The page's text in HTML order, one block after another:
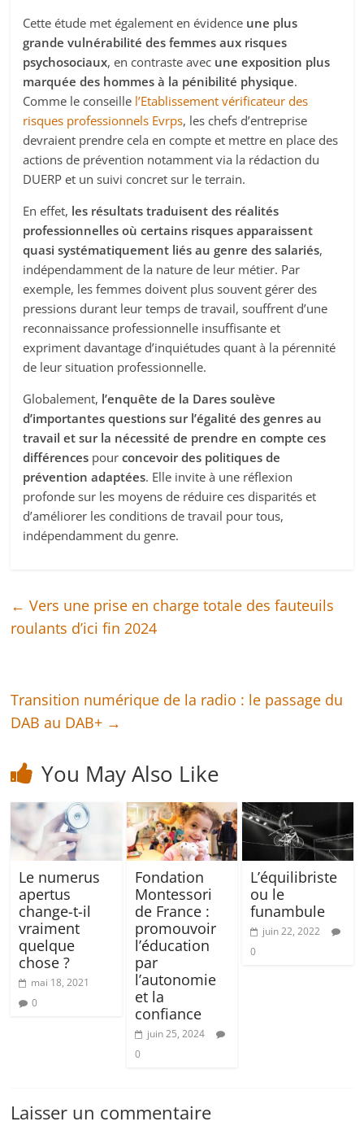
Cette étude met également en évidence une plus
grande vulnérabilité des femmes aux risques
psychosociaux, en contraste avec une exposition plus
marquée des hommes à la pénibilité physique.
Comme le conseille l’Etablissement vérificateur des
risques professionnels Evrps, les chefs d’entreprise
devraient prendre cela en compte et mettre en place des
actions de prévention notamment via la rédaction du
DUERP et un suivi concret sur le terrain.
En effet, les résultats traduisent des réalités
professionnelles où certains risques apparaissent
quasi systématiquement liés au genre des salariés,
indépendamment de la nature de leur métier. Par
exemple, les femmes doivent plus souvent gérer des
pressions durant leur temps de travail, souffrent d’une
reconnaissance professionnelle insuffisante et
expriment davantage d’inquiétudes quant à la pérennité
de leur situation professionnelle.
Globalement, l’enquête de la Dares soulève
d’importantes questions sur l’égalité des genres au
travail et sur la nécessité de prendre en compte ces
différences pourconcevoir des politiques de
prévention adaptées. Elle invite à une réflexion
profonde sur les moyens de réduire ces disparités et
d’améliorer les conditions de travail pour tous,
indépendamment du genre.
← Vers une prise en charge totale des fauteuils
roulants d’ici fin 2024
Transition numérique de la radio : le passage du
DAB au DAB+ →
You May Also Like
Le numerus
apertus
change-t-il
vraiment
quelque
chose ?
mai 18, 2021
0
Fondation
Montessori
de France :
promouvoir
l’éducation
par
l’autonomie
et la
confiance
juin 25, 2024
0
L’équilibriste
ou le
funambule
juin 22, 2022
0
Laisser un commentaire